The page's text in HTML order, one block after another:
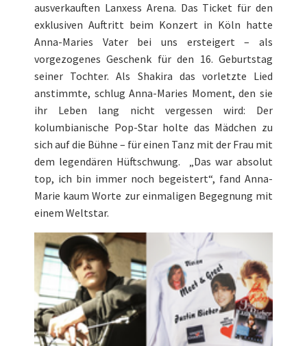
ausverkauften Lanxess Arena. Das Ticket für den
exklusiven Auftritt beim Konzert in Köln hatte
Anna-Maries Vater bei uns ersteigert – als
vorgezogenes Geschenk für den 16. Geburtstag
seiner Tochter. Als Shakira das vorletzte Lied
anstimmte, schlug Anna-Maries Moment, den sie
ihr Leben lang nicht vergessen wird: Der
kolumbianische Pop-Star holte das Mädchen zu
sich auf die Bühne – für einen Tanz mit der Frau mit
dem legendären Hüftschwung. „Das war absolut
top, ich bin immer noch begeistert“, fand Anna-
Marie kaum Worte zur einmaligen Begegnung mit
einem Weltstar.